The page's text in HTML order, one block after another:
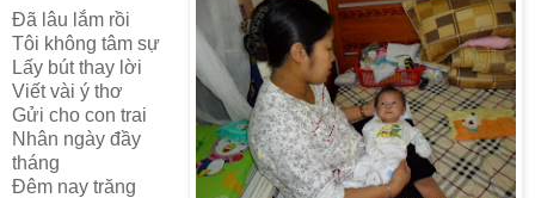
Đã lâu lắm rồi
Tôi không tâm sự
Lấy bút thay lời
Viết vài ý thơ
Gửi cho con trai
Nhân ngày đầy
tháng
Đêm nay trăng